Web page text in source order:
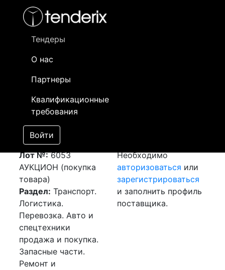
Тендеры
О нас
Партнеры
Квалификационные
требования
Войти
- активный лот
- сохраненный лот (не опубликован)
Закупка: Перевозка
г.Алматы (РК) -
г.Астана (РК)
[Завершен]
Победитель выбран
Лот №:6053
АУКЦИОН (покупка
товара)
Раздел: Транспорт.
Логистика.
Перевозка. Авто и
спецтехники
продажа и покупка.
Запасные части.
Ремонт и
Необходимо
авторизоваться или
зарегистрироваться
и заполнить профиль
поставщика.